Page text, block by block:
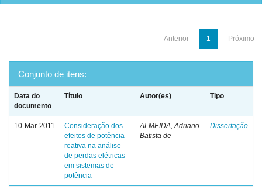
Anterior 1 Próximo
Conjunto de itens:
Data do
documento
Título Autor(es) Tipo
10-Mar-2011
Consideração dos
efeitos de potência
reativa na análise
de perdas elétricas
em sistemas de
potência
ALMEIDA, Adriano
Batista de
Dissertação